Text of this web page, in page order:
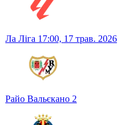
Ла Ліга 17:00, 17 трав. 2026
Райо Вальєкано 2